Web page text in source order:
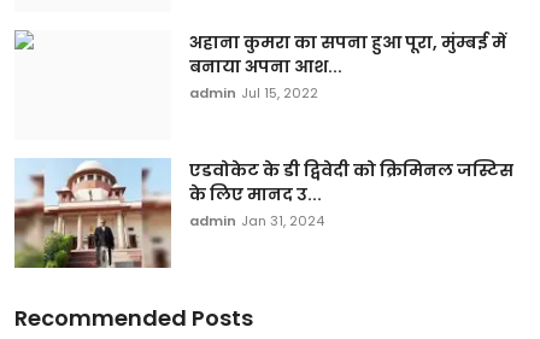
अहाना कुमरा का सपना हुआ पूरा, मुंम्बई में
बनाया अपना आश...
admin Jul 15, 2022
एडवोकेट के डी द्विवेदी को क्रिमिनल जस्टिस
के लिए मानद उ...
admin Jan 31, 2024
Recommended Posts